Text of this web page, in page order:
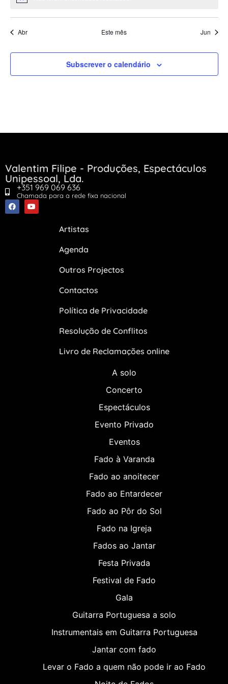
Abr Este mês Jun
Subscrever o calendário
Valentim Filipe - Produções, Espectáculos
Unipessoal, Lda.
+351 969 069 636
Chamada para a rede fixa nacional
Artistas
Agenda
Outros Projectos
Contactos
Política de Privacidade
Resolução de Conflitos
Livro de Reclamações online
A solo
Concerto
Espectáculos
Evento Privado
Eventos
Fado à Varanda
Fado ao anoitecer
Fado ao Entardecer
Fado ao Pôr do Sol
Fado na Igreja
Fados ao Jantar
Festa Privada
Festival de Fado
Gala
Guitarra Portuguesa a solo
Instrumentais em Guitarra Portuguesa
Jantar com fado
Levar o Fado a quem não pode ir ao Fado